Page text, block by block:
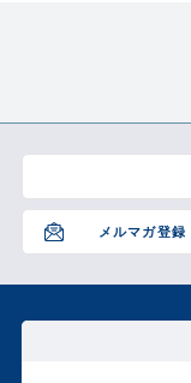
メルマガ登録